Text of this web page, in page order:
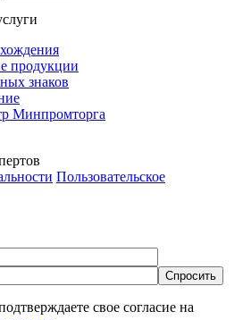
продукции
знаков
Минпромторга
Пользовательское
свое согласие на